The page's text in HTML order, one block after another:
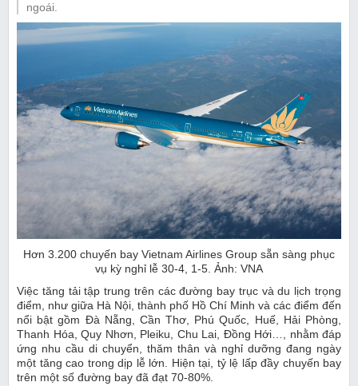
ngoái.
Hơn 3.200 chuyến bay Vietnam Airlines Group sẵn sàng phục
vụ kỳ nghỉ lễ 30-4, 1-5. Ảnh: VNA
Việc tăng tải tập trung trên các đường bay trục và du lịch trọng
điểm, như giữa Hà Nội, thành phố Hồ Chí Minh và các điểm đến
nổi bật gồm Đà Nẵng, Cần Thơ, Phú Quốc, Huế, Hải Phòng,
Thanh Hóa, Quy Nhơn, Pleiku, Chu Lai, Đồng Hới…, nhằm đáp
ứng nhu cầu di chuyển, thăm thân và nghỉ dưỡng đang ngày
một tăng cao trong dịp lễ lớn. Hiện tại, tỷ lệ lấp đầy chuyến bay
trên một số đường bay đã đạt 70-80%.